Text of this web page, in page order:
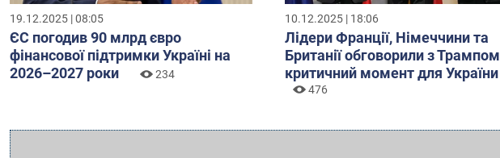
19.12.2025 | 08:05
ЄС погодив 90 млрд євро
фінансової підтримки Україні на
2026–2027 роки
234
10.12.2025 | 18:06
Лідери Франції, Німеччини та
Британії обговорили з Трампом
критичний момент для України
476